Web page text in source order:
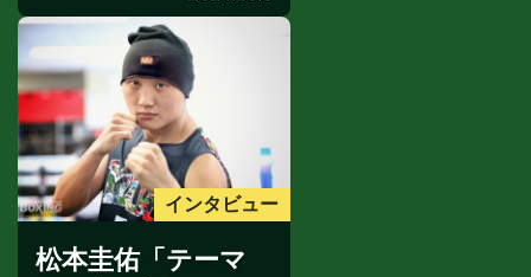
インタビュー
松本圭佑「テーマ